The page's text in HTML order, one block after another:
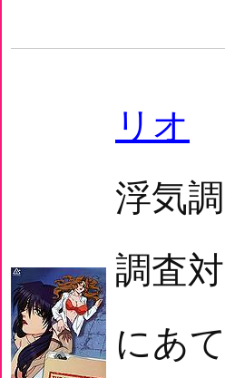
リオ
浮気
調査
にあ